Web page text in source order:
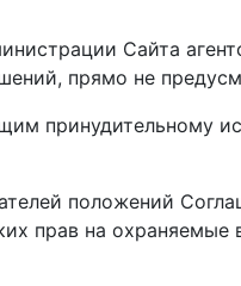
Сайта
прямо не
принудительному
положений
прав на охраняемые